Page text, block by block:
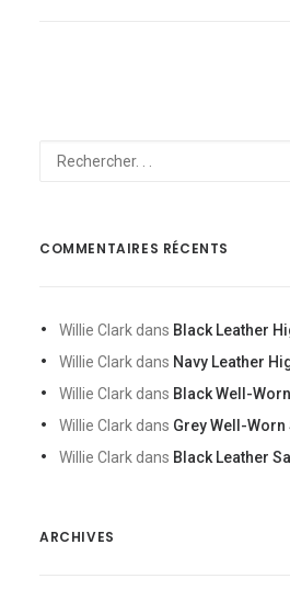
COMMENTAIRES RÉCENTS
Willie Clark dans Black Leather
Willie Clark dans Navy Leather
Willie Clark dans Black Well-
Willie Clark dans Grey Well-Worn
Willie Clark dans Black Leather
ARCHIVES